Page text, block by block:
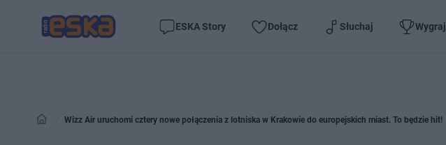
ESKA Story Dołącz Słuchaj Wygraj
Wizz Air uruchomi cztery nowe połączenia z lotniska w Krakowie do europejskich miast. To będzie hit!